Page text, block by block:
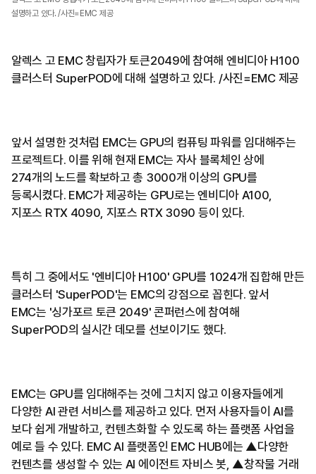
설명하고 있다. /사진=EMC 제공
알렉스 고 EMC 창립자가 토큰2049에 참여해 엔비디아 H100
클러스터 SuperPOD에 대해 설명하고 있다. /사진=EMC 제공
앞서 설명한 것처럼 EMC는 GPU의 컴퓨팅 파워를 임대해주는
프로젝트다. 이를 위해 현재 EMC는 자사 블록체인 상에
274개의 노드를 확보하고 총 3000개 이상의 GPU를
등록시켰다. EMC가 제공하는 GPU로는 엔비디아 A100,
지포스 RTX 4090, 지포스 RTX 3090 등이 있다.
특히 그 중에서도 '엔비디아 H100' GPU를 1024개 집합해 만든
클러스터 'SuperPOD'는 EMC의 강점으로 꼽힌다. 앞서
EMC는 '싱가포르 토큰 2049' 콘퍼런스에 참여해
SuperPOD의 실시간 데모를 선보이기도 했다.
EMC는 GPU를 임대해주는 것에 그치지 않고 이용자들에게
다양한 AI 관련 서비스를 제공하고 있다. 먼저 사용자들이 AI를
보다 쉽게 개발하고, 컨텐츠화할 수 있도록 하는 플랫폼 사업을
예로 들 수 있다. EMC AI 플랫폼인 EMC HUB에는 ▲다양한
컨텐츠를 생성할 수 있는 AI 에이전트 자비스 봇, ▲창작물 거래